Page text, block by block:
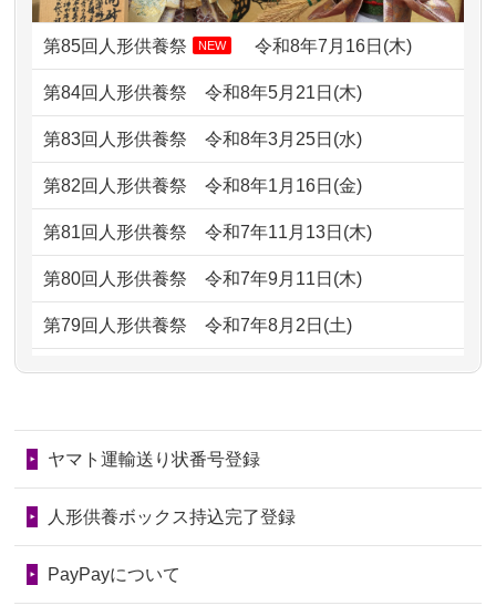
ました。 ...
2026/07/069年間自由が丘店を見守ってくれてあり
がとう。
2026/07/05 しっかりとお人形たちの供養をしてい
ただけると...
2026/06/30長年大事にしてきた雛人形です、供養
ガラスケースのまま引き取ってくださ
るのが助か...
ました。お...
2026/06/28きちんと供養していただけると思った
ので、お願...
いたことが...
2024/01/13供養申込みの後、供養祭までお人形は
どうなってるのですか？
2024/01/13会社のようですが、きちんと供養して
供養が終わったお人形以外はどうして
るのですか？
しょうか？
2024/01/04ガラスケースは外しても良いですか？
第85回人形供養祭 NEW 令和8年7月16日(木)
第84回人形供養祭令和8年5月21日(木)
第83回人形供養祭令和8年3月25日(水)
第82回人形供養祭令和8年1月16日(金)
第81回人形供養祭令和7年11月13日(木)
第80回人形供養祭令和7年9月11日(木)
第79回人形供養祭令和7年8月2日(土)
第78回人形供養祭令和7年6月20日(金)
第76回人形供養祭令和7年2月28日(金)
第75回人形供養祭令和7年1月17日(金)
第73回人形供養祭令和6年10月17日(木)
ヤマト運輸送り状番号登録
人形供養ボックス持込完了登録
PayPayについて